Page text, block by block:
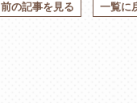
前の記事を見る 一覧に